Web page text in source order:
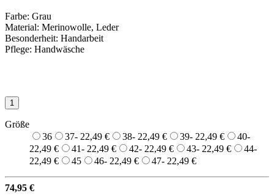
Farbe: Grau
Material: Merinowolle, Leder
Besonderheit: Handarbeit
Pflege: Handwäsche
Größe
36
37- 22,49 € 38- 22,49 € 39- 22,49 € 40-
22,49 €
41- 22,49 € 42- 22,49 € 43- 22,49 € 44-
22,49 €
45 46- 22,49 € 47- 22,49 €
74,95 €